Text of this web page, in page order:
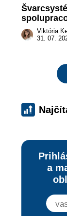
legálne a
Viktória
31. 07.
a